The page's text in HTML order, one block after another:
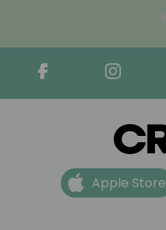
Apple Store